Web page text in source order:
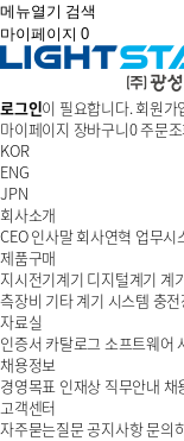
메뉴열기 검색
마이페이지 0
로그인이 필요합니다.회원가
마이페이지 장바구니0주문조
KOR
ENG
JPN
회사소개
CEO 인사말회사연혁 업무시
제품구매
지시전기계기 디지털계기 계
측장비 기타 계기 시스템 충
자료실
인증서 카탈로그 소프트웨어
채용정보
경영목표 인재상 직무안내 채
고객센터
자주묻는질문공지사항문의